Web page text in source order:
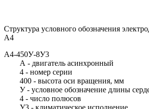
Структура условного обозначения
А4
А4-450У-8У3
А - двигатель асинхронный
4 - номер серии
400 - высота оси вращения, мм
У - условное обозначение длины
4 - число полюсов
У3 - климатическое исполнение